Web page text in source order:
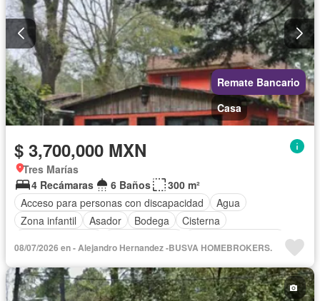
Remate Bancario
Casa
$ 3,700,000 MXN
Tres Marías
4 Recámaras
6 Baños
300 m²
Acceso para personas con discapacidad
Agua
Zona infantil
Asador Bodega
Cisterna
Cuarto de servicio
Electricidad
Estacionamiento
Gas natural
Internet Jardín
Recámara con closet
Sala polivalente
Seguridad
Televisión por cable
08/07/2026 en - Alejandro Hernandez -BUSVA HOMEBROKERS.